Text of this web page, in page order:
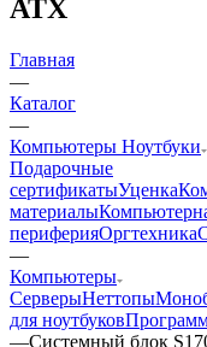
ATX
Главная
—
Каталог
—
Компьютеры Ноутбуки
Подарочные
сертификатыУценка
материалы
периферияОргтехника
—
Компьютеры
СерверыНеттопы
для ноутбуков
—Cистемный блок